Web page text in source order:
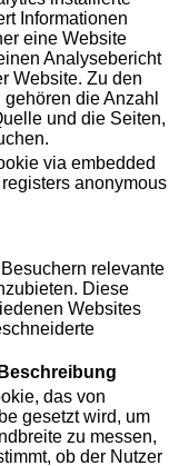
Informationen
eine Website
Analysebericht
Website. Zu den
die Anzahl
und die Seiten,
via embedded
anonymous
relevante
Diese
Websites
Beschreibung
das von
gesetzt wird, um
zu messen,
ob der Nutzer